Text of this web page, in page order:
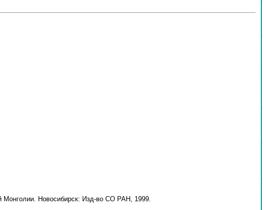
Монголии. Новосибирск: Изд-во СО РАН, 1999.